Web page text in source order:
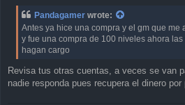
Pandagamer wrote:
Antes ya hice una compra y el gm que me
y fue una compra de 100 niveles ahora
hagan cargo
Revisa tus otras cuentas, a veces se van
nadie responda pues recupera el dinero